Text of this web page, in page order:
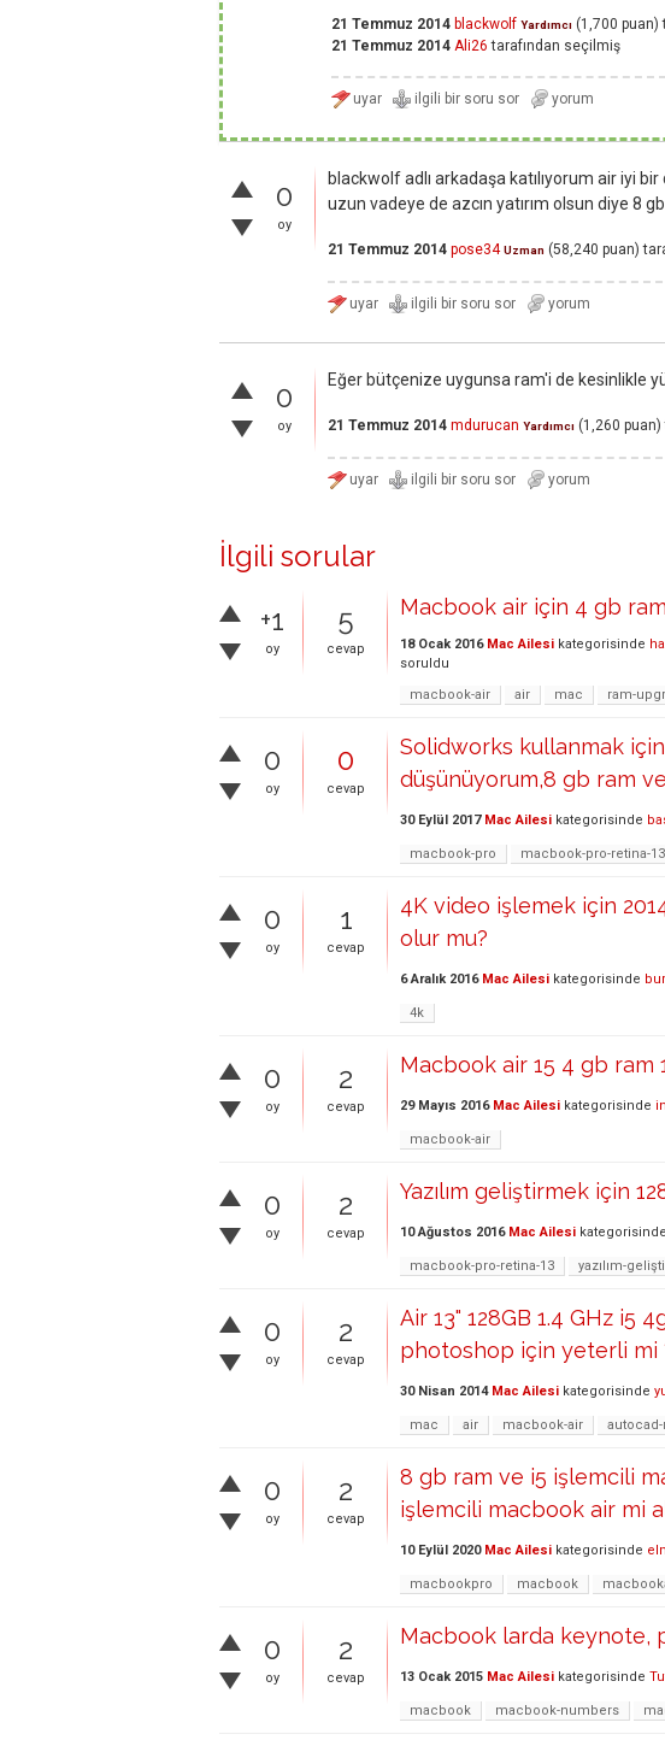
21 Temmuz 2014 blackwolf Yardımcı (1,700 puan)
21 Temmuz 2014 Ali26 tarafından seçilmiş
0
oy
blackwolf adlı arkadaşa katılıyorum air iyi
uzun vadeye de azcın yatırım olsun diye 8
21 Temmuz 2014 pose34 Uzman (58,240 puan)
0
oy
Eğer bütçenize uygunsa ram'i de kesinlikle
21 Temmuz 2014 mdurucan Yardımcı (1,260 puan)
İlgili sorular
+1
oy
5
cevap
Macbook air için 4 gb
18 Ocak 2016 Mac Ailesi kategorisinde
soruldu
macbook-air
air mac ram-
0
oy
0
cevap
Solidworks kullanmak
düşünüyorum,8 gb ram
30 Eylül 2017 Mac Ailesi kategorisinde
macbook-pro macbook-pro-retina-13
0
oy
1
cevap
4K video işlemek için
olur mu?
6 Aralık 2016 Mac Ailesi kategorisinde
4k
0
oy
2
cevap
Macbook air 15 4 gb ram
29 Mayıs 2016 Mac Ailesi kategorisinde
macbook-air
0
oy
2
cevap
Yazılım geliştirmek için
10 Ağustos 2016 Mac Ailesi kategorisinde
macbook-pro-retina-13 yazılım-
0
oy
2
cevap
Air 13" 128GB 1.4 GHz i5
photoshop için yeterli mi
30 Nisan 2014 Mac Ailesi kategorisinde
mac air macbook-air
0
oy
2
cevap
8 gb ram ve i5 işlemcili
işlemcili macbook air mi
10 Eylül 2020 Mac Ailesi kategorisinde
macbookpro macbook
0
oy
2
cevap
Macbook larda keynote,
13 Ocak 2015 Mac Ailesi kategorisinde
macbook macbook-numbers